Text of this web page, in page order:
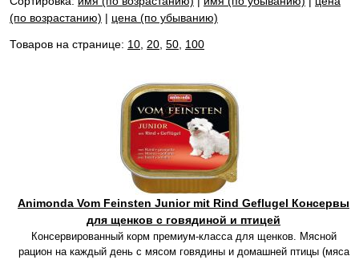
(по возрастанию) | цена (по убыванию)
Товаров на странице: 10 20 50 100
Animonda Vom Feinsten Junior mit Rind Geflugel Консервы
для щенков с говядиной и птицей
Консервированный корм премиум-класса для щенков. Мясной
рацион на каждый день с мясом говядины и домашней птицы (мяса